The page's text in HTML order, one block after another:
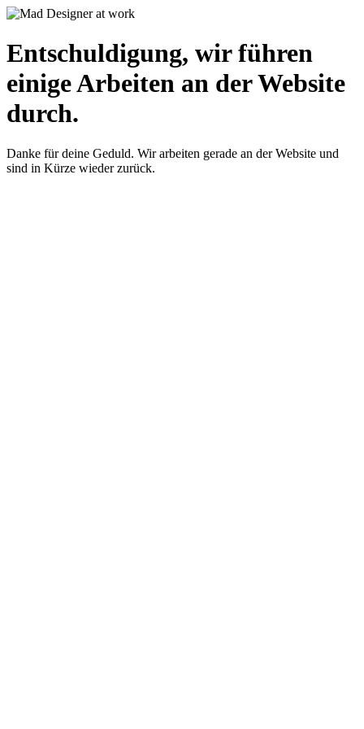
Entschuldigung, wir führen
einige Arbeiten an der Website
durch.
Danke für deine Geduld. Wir arbeiten gerade an der Website und
sind in Kürze wieder zurück.